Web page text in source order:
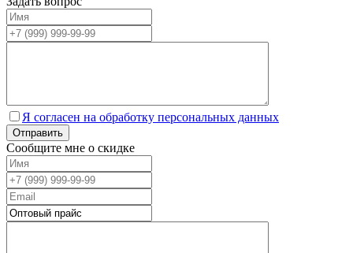
Я согласен на обработку персональных данных
Сообщите мне о скидке